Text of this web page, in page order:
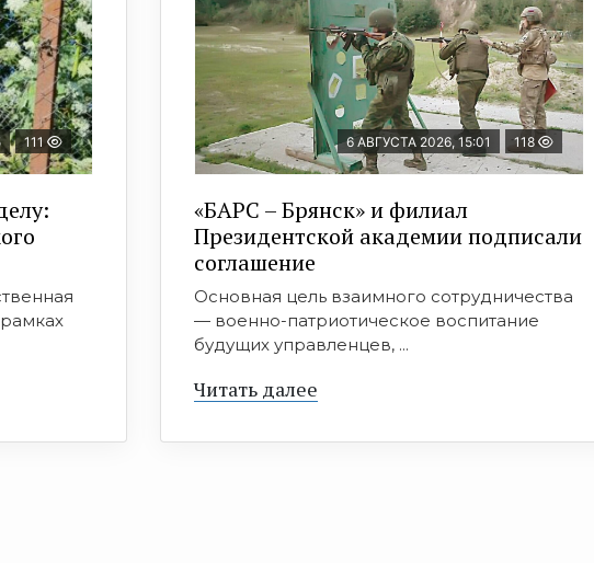
111 6 АВГУСТА 2026, 15:01 118
«БАРС – Брянск» и филиал
Президентской академии подписали
соглашение
Основная цель взаимного сотрудничества
— военно-патриотическое воспитание
будущих управленцев, ...
Читать далее